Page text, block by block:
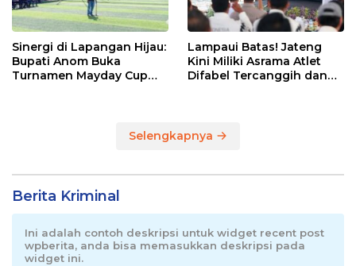
Sinergi di Lapangan Hijau:
Bupati Anom Buka
Turnamen Mayday Cup
Lampaui Batas! Jateng
Kini Miliki Asrama Atlet
Difabel Tercanggih dan
Selengkapnya
Berita Kriminal
Ini adalah contoh deskripsi untuk widget recent post
wpberita, anda bisa memasukkan deskripsi pada
widget ini.